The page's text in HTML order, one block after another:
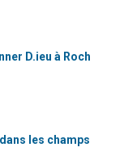
D.ieu à Roch
les champs